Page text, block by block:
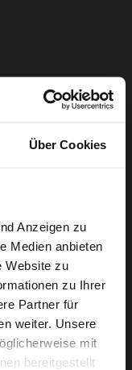
Über Cookies
Anzeigen zu
Medien anbieten
Website zu
zu Ihrer
Partner für
weiter. Unsere
mit
bereitgestellt